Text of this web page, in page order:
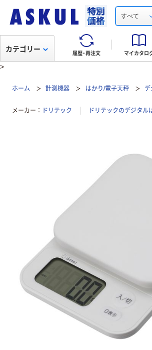
すべて
履歴・再注文 マイカタロ
カテゴリー
>
ホーム 計測機器 はかり/電子天秤 デ
メーカー ドリテック ドリテックのデジタル